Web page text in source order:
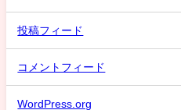
投稿フィード
コメントフィード
WordPress.org